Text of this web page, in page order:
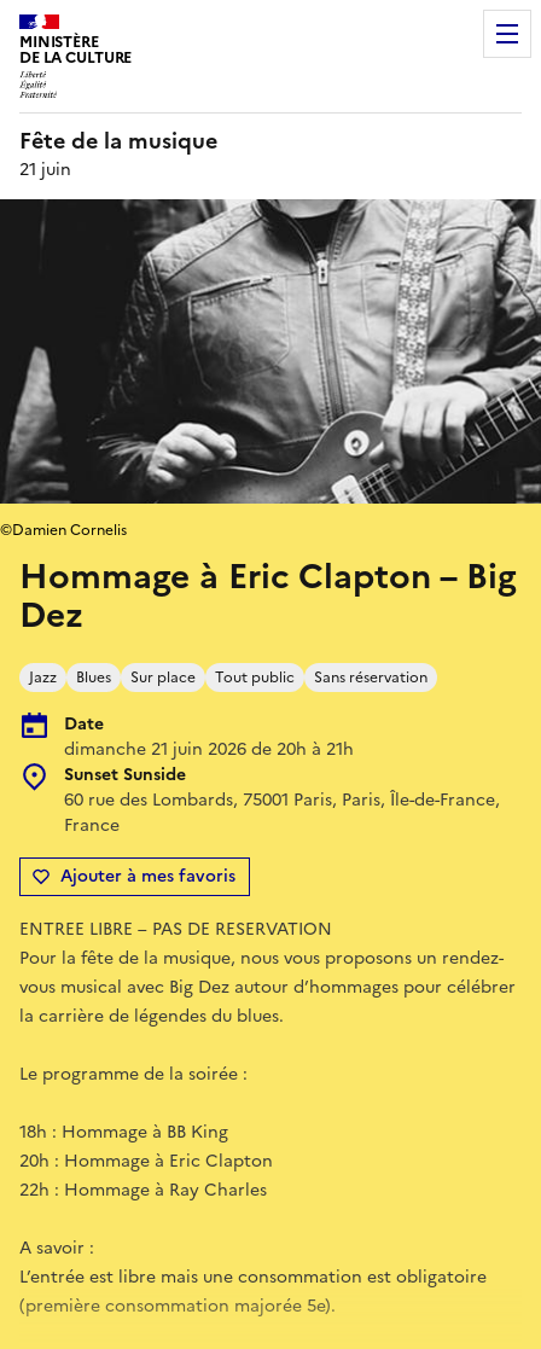
MINISTÈRE
DE LA CULTURE
Fête de la musique
21 juin
Hommage à Eric Clapton – Big
Dez
Jazz Blues Sur place Tout public Sans réservation
Date
dimanche 21 juin 2026 de 20h à 21h
Sunset Sunside
60 rue des Lombards, 75001 Paris, Paris, Île-de-France,
France
Ajouter à mes favoris
©Damien Cornelis
ENTREE LIBRE – PAS DE RESERVATION
Pour la fête de la musique, nous vous proposons un rendez-
vous musical avec Big Dez autour d’hommages pour célébrer
la carrière de légendes du blues.
Le programme de la soirée :
18h : Hommage à BB King
20h : Hommage à Eric Clapton
22h : Hommage à Ray Charles
A savoir :
L’entrée est libre mais une consommation est obligatoire
(première consommation majorée 5e).